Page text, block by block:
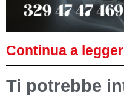
Continua a
Ti potrebbe